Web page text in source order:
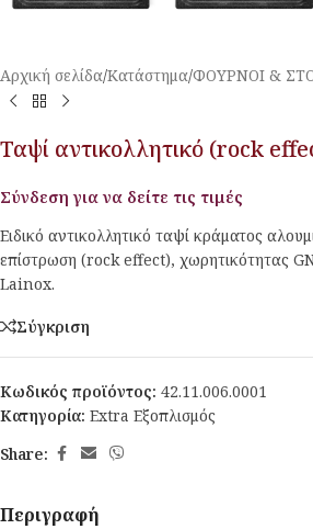
Αρχική σελίδα/Κατάστημα/ΦΟΥΡΝΟΙ &
Ταψί αντικολλητικό (rock
Σύνδεση για να δείτε τις τιμές
Ειδικό αντικολλητικό ταψί κράματος
επίστρωση (rock effect), χωρητικότητας
Lainox.
Σύγκριση
Κωδικός προϊόντος: 42.11.006.0001
Κατηγορία: Extra Εξοπλισμός
Share:
Περιγραφή